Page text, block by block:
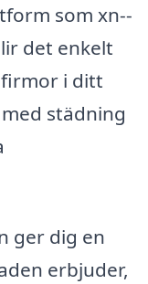
som xn--
det enkelt
i ditt
städning
ger dig en
erbjuder,